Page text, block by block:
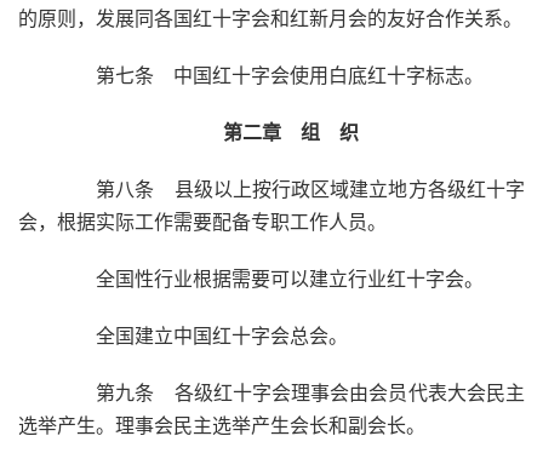
的原则，发展同各国红十字会和红新月会的友好合作关系。
第七条 中国红十字会使用白底红十字标志。
第二章 组 织
第八条 县级以上按行政区域建立地方各级红十字
会，根据实际工作需要配备专职工作人员。
全国性行业根据需要可以建立行业红十字会。
全国建立中国红十字会总会。
第九条 各级红十字会理事会由会员代表大会民主
选举产生。理事会民主选举产生会长和副会长。